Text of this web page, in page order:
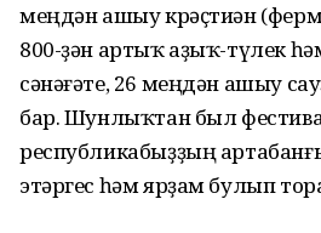
меңдән ашыу крәҫтиән
800-ҙән артыҡ аҙыҡ-түлек
сәнәғәте, 26 меңдән ашыу
бар. Шунлыҡтан был
республикабыҙҙың
этәргес һәм ярҙам булып